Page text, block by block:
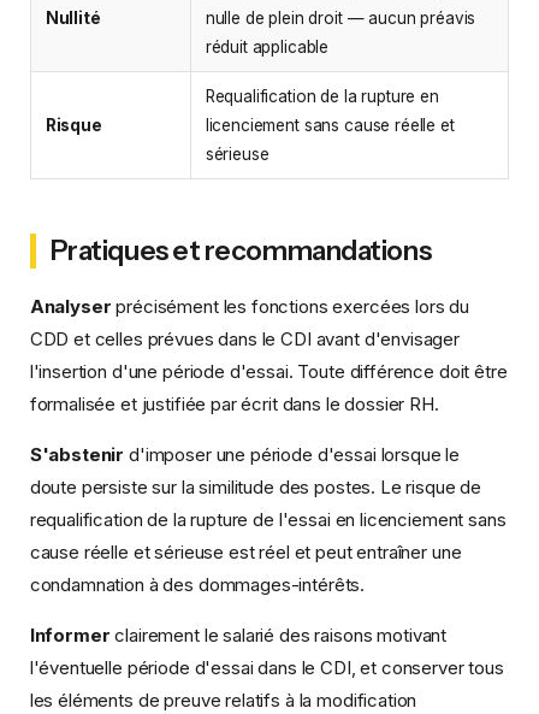
Nullité
nulle de plein droit — aucun préavis
réduit applicable
Risque
Requalification de la rupture en
licenciement sans cause réelle et
sérieuse
Pratiques et recommandations
Analyser précisément les fonctions exercées lors du
CDD et celles prévues dans le CDI avant d'envisager
l'insertion d'une période d'essai. Toute différence doit être
formalisée et justifiée par écrit dans le dossier RH.
S'abstenir d'imposer une période d'essai lorsque le
doute persiste sur la similitude des postes. Le risque de
requalification de la rupture de l'essai en licenciement sans
cause réelle et sérieuse est réel et peut entraîner une
condamnation à des dommages-intérêts.
Informer clairement le salarié des raisons motivant
l'éventuelle période d'essai dans le CDI, et conserver tous
les éléments de preuve relatifs à la modification